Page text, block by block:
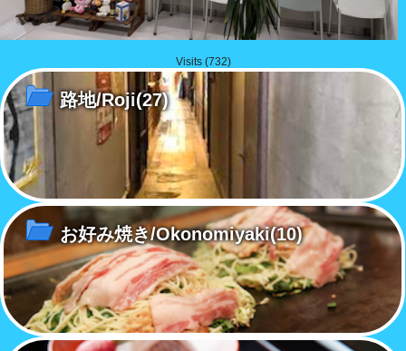
Visits (732)
路地/Roji(27)
お好み焼き/Okonomiyaki(10)